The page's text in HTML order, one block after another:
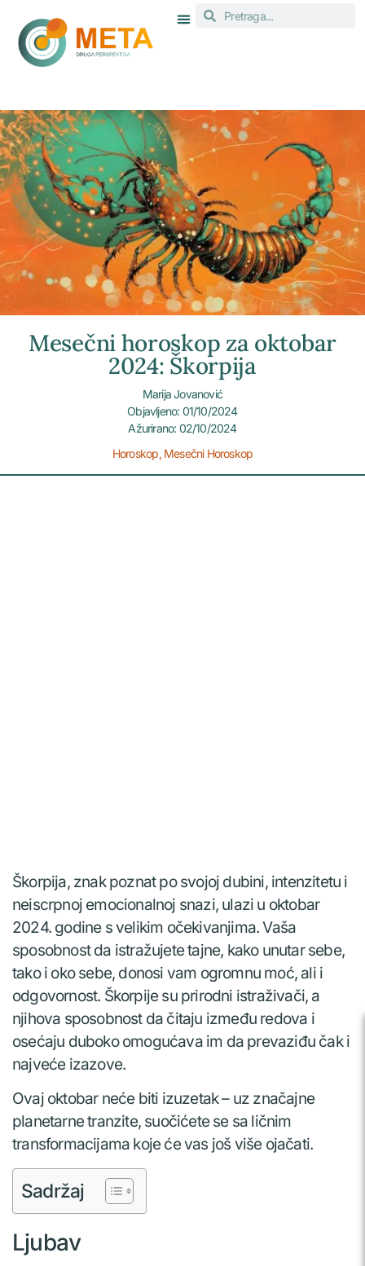
Mesečni horoskop za oktobar
2024: Škorpija
Marija Jovanović
Objavljeno: 01/10/2024
Ažurirano: 02/10/2024
Horoskop, Mesečni Horoskop
Škorpija, znak poznat po svojoj dubini, intenzitetu i
neiscrpnoj emocionalnoj snazi, ulazi u oktobar
2024. godine s velikim očekivanjima. Vaša
sposobnost da istražujete tajne, kako unutar sebe,
tako i oko sebe, donosi vam ogromnu moć, ali i
odgovornost. Škorpije su prirodni istraživači, a
njihova sposobnost da čitaju između redova i
osećaju duboko omogućava im da prevaziđu čak i
najveće izazove.
Ovaj oktobar neće biti izuzetak – uz značajne
planetarne tranzite, suočićete se sa ličnim
transformacijama koje će vas još više ojačati.
Sadržaj
Ljubav